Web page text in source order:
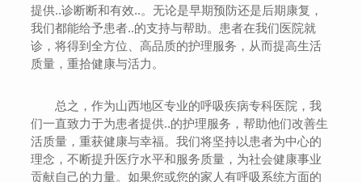
提供..诊断断和有效..。无论是早期预防还是后期康复，
我们都能给予患者..的支持与帮助。患者在我们医院就
诊，将得到全方位、高品质的护理服务，从而提高生活
质量，重拾健康与活力。
总之，作为山西地区专业的呼吸疾病专科医院，我
们一直致力于为患者提供..的护理服务，帮助他们改善生
活质量，重获健康与幸福。我们将坚持以患者为中心的
理念，不断提升医疗水平和服务质量，为社会健康事业
贡献自己的力量。如果您或您的家人有呼吸系统方面的